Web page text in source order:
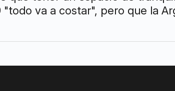
"todo va a costar", pero que la